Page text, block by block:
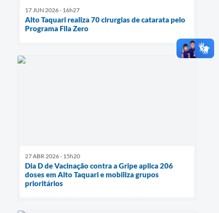
17 JUN 2026 - 16h27
Alto Taquari realiza 70 cirurgias de catarata pelo
Programa Fila Zero
27 ABR 2026 - 15h20
Dia D de Vacinação contra a Gripe aplica 206
doses em Alto Taquari e mobiliza grupos
prioritários